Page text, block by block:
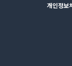
개인정보